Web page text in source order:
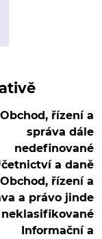
Obchod, řízení a
správa dále
nedefinované
a daně
Obchod, řízení a
a právo jinde
neklasifikované
Informační a